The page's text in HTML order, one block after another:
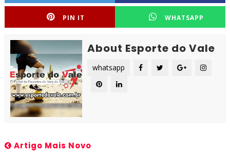
PIN IT WHATSAPP
About Esporte do Vale
whatsapp
Artigo Mais Novo